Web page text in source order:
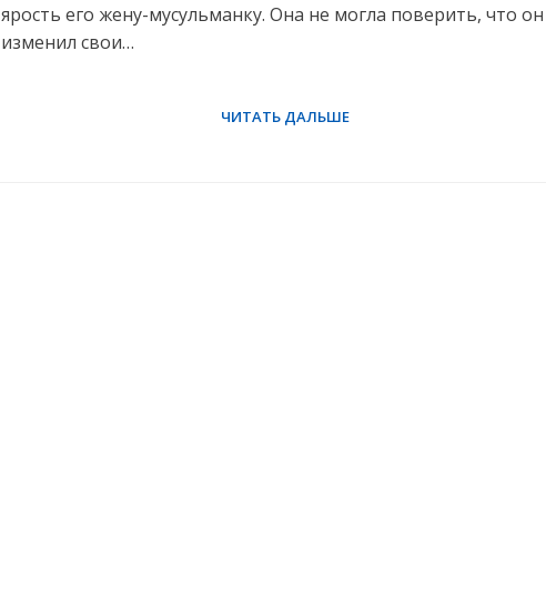
ярость его жену-мусульманку. Она не могла поверить, что он
изменил свои…